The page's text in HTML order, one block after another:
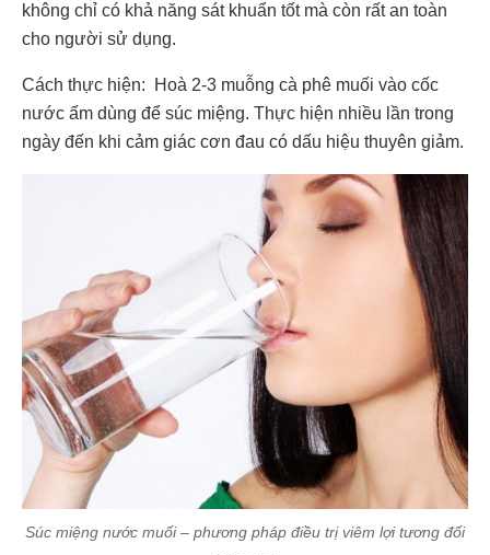
không chỉ có khả năng sát khuẩn tốt mà còn rất an toàn
cho người sử dụng.
Cách thực hiện: Hoà 2-3 muỗng cà phê muối vào cốc
nước ấm dùng để súc miệng. Thực hiện nhiều lần trong
ngày đến khi cảm giác cơn đau có dấu hiệu thuyên giảm.
Súc miệng nước muối – phương pháp điều trị viêm lợi tương đối